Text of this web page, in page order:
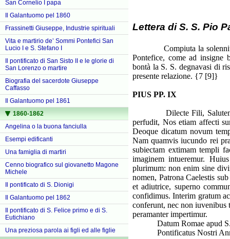
San Cornelio I papa
Il Galantuomo pel 1860
Frassinetti Giuseppe, Industrie spirituali
Vita e martirio de’ Sommi Pontefici San
Lucio I e S. Stefano I
Il pontificato di San Sisto II e le glorie di
San Lorenzo o martire
Biografia del sacerdote Giuseppe
Caffasso
Il Galantuomo pel 1861
1860-1862
Angelina o la buona fanciulla
Esempi edificanti
Una famiglia di martiri
Cenno biografico sul giovanetto Magone
Michele
Il pontificato di S. Dionigi
Il Galantuomo pel 1862
Il pontificato di S. Felice primo e di S.
Eutichiano
Una preziosa parola ai figli ed alle figlie
Lettera di S. S. Pio
Compiuta la solennità e
Pontefice, come ad insigne
bontà la S. S. degnavasi di
presente relazione. {7 [9]}
PIUS PP. IX
Dilecte Fili,
perfudit, Nos etiam affecti
Deoque dicatum novum
Nam quamvis iucundo rei
subiectam extimam templi
imaginem intueremur.
plurimum: non enim sine
nomen, Patrona Caelestis
et adiutrice, superno
confidimus. Interim gratum
conferunt, nec non
peramanter impertimur.
Datum Romae apud S.
Pontificatus Nostri